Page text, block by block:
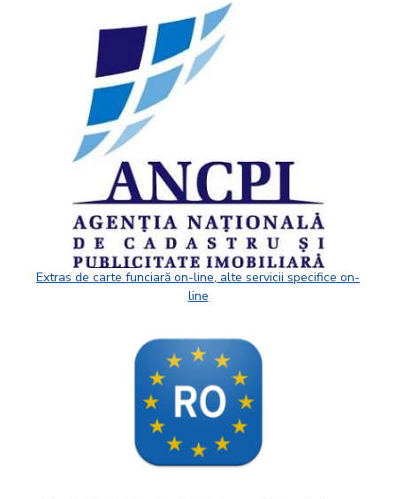
Extras de carte funciară on-line, alte servicii specifice on-
line